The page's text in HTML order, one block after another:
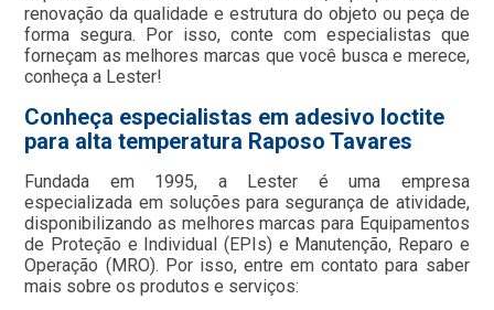
renovação da qualidade e estrutura do objeto ou peça de
forma segura. Por isso, conte com especialistas que
forneçam as melhores marcas que você busca e merece,
conheça a Lester!
Conheça especialistas em adesivo loctite
para alta temperatura Raposo Tavares
Fundada em 1995, a Lester é uma empresa
especializada em soluções para segurança de atividade,
disponibilizando as melhores marcas para Equipamentos
de Proteção e Individual (EPIs) e Manutenção, Reparo e
Operação (MRO). Por isso, entre em contato para saber
mais sobre os produtos e serviços: